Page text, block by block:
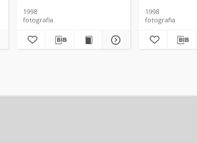
1998
fotografia
1998
fotografia